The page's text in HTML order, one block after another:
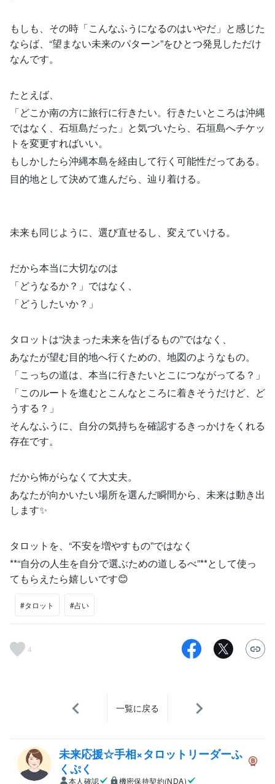
もしも、その時「こんなふうになるのはいやだ」と感じた
ならば、“望まない未来のパターン”をひとつ発見しただけ
なんです。
たとえば、
「どこか南の方に旅行に行きたい。行きたいところは沖縄
ではなく、石垣島だった」と気づいたら、石垣島へチケッ
トを変更すればいい。
もしかしたら沖縄本島を経由して行く可能性だってある。
目的地として決めて進んだら、辿り着ける。
未来も同じように、選び直せるし、変えていける。
だから本当に大切なのは
「どうなるか？」ではなく、
「どうしたいか？」
タロットは“決まった未来を告げるもの”ではなく、
あなたが望む目的地へ行くための、地図のようなもの。
「こっちの道は、本当に行きたいとこにつながってる？」
「このルートを進むとこんなところに着きそうだけど、ど
うする？」
そんなふうに、自分の気持ちを確認するきっかけをくれる
存在です。
だから怖がらなくて大丈夫。
あなたが向かいたい場所を選んだ瞬間から、未来は動き出
します✨
タロットを、“不安を増やすもの”ではなく
**“自分の人生を自分で選ぶための道しるべ”**として使っ
てもらえたら嬉しいです😊
#タロット #占い
4
一覧に戻る
未来応援☆手相×タロットリーダーふ
くぷく
本人確認 機密保持契約(NDA)